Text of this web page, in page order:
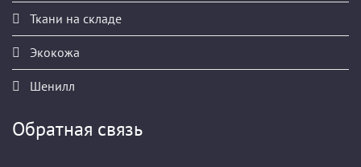
Ткани на складе
Экокожа
Шенилл
Обратная связь